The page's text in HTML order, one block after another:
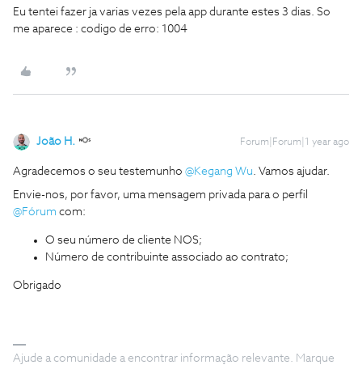
Eu tentei fazer ja varias vezes pela app durante estes 3 dias. So
me aparece : codigo de erro: 1004
João H. Forum|Forum|1 year ago
Agradecemos o seu testemunho @Kegang Wu. Vamos ajudar.
Envie-nos, por favor, uma mensagem privada para o perfil
@Fórum com:
O seu número de cliente NOS;
Número de contribuinte associado ao contrato;
Obrigado
Ajude a comunidade a encontrar informação relevante. Marque